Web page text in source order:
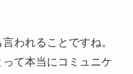
われることですね。
て本当にコミュニケ